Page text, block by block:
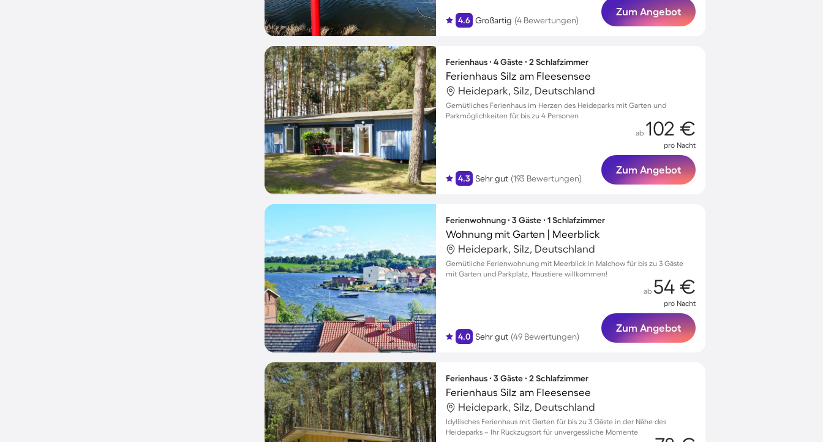
4.6 Großartig (4 Bewertungen)
Zum Angebot
Ferienhaus ∙ 4 Gäste ∙ 2 Schlafzimmer
Ferienhaus Silz am Fleesensee
Heidepark, Silz, Deutschland
Gemütliches Ferienhaus im Herzen des Heideparks mit Garten und
Parkmöglichkeiten für bis zu 4 Personen
4.3 Sehr gut (193 Bewertungen)
ab 102 €
pro Nacht
Zum Angebot
Ferienwohnung ∙ 3 Gäste ∙ 1 Schlafzimmer
Wohnung mit Garten | Meerblick
Heidepark, Silz, Deutschland
Gemütliche Ferienwohnung mit Meerblick in Malchow für bis zu 3 Gäste
mit Garten und Parkplatz, Haustiere willkommen!
4.0 Sehr gut (49 Bewertungen)
ab 54 €
pro Nacht
Zum Angebot
Ferienhaus ∙ 3 Gäste ∙ 2 Schlafzimmer
Ferienhaus Silz am Fleesensee
Heidepark, Silz, Deutschland
Idyllisches Ferienhaus mit Garten für bis zu 3 Gäste in der Nähe des
Heideparks – Ihr Rückzugsort für unvergessliche Momente